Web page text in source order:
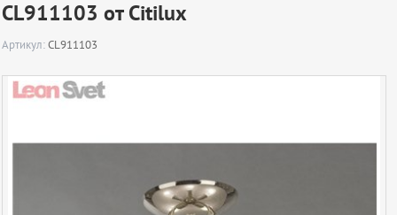
CL911103 от Citilux
Артикул:CL911103